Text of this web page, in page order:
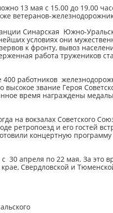
13 мая с 15.00 до 19.00
ветеранов-
Синарская Южно-
условиях они
к фронту, вывоз
работа тружеников
работников
звание Героя
время награждены
на вокзалах Советского
ретропоезд и его гостей
концертную программу
30 апреля по 22 мая. За это
Свердловской и